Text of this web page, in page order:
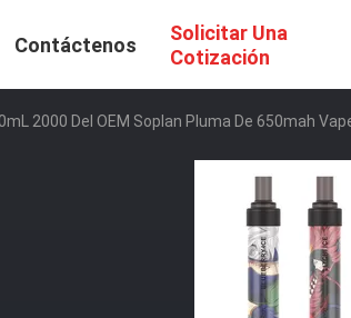
Contáctenos
Solicitar Una
Cotización
2000 Del OEM Soplan Pluma De 650mah